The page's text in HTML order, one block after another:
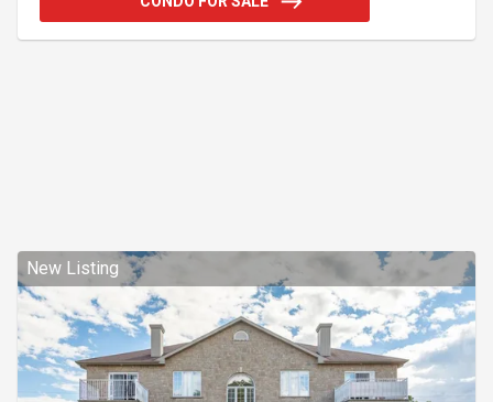
passif ou prévoir un pied-à-terre abordable, cette
New Listing